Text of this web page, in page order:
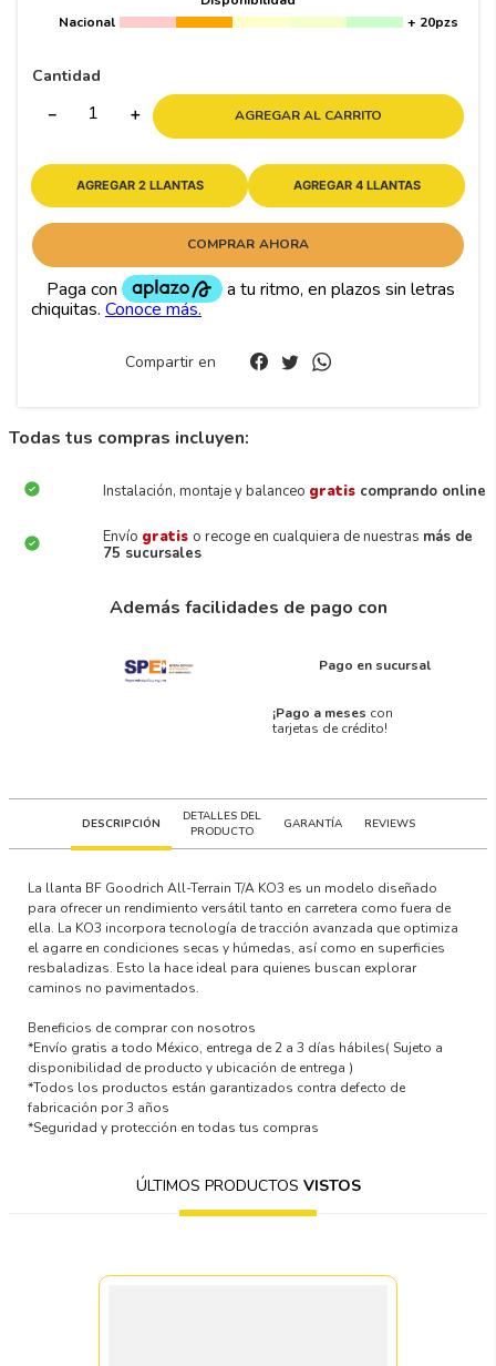
Nacional
+ 20pzs
Cantidad
＋
－ AGREGAR AL CARRITO
AGREGAR 2 LLANTAS AGREGAR 4 LLANTAS
COMPRAR AHORA
Compartir en
Todas tus compras incluyen:
Instalación, montaje y balanceo gratis comprando online
Envío gratis o recoge en cualquiera de nuestras más de
75 sucursales
Además facilidades de pago con
Pago en sucursal
¡Pago a meses con
tarjetas de crédito!
DESCRIPCIÓN
DETALLES DEL
PRODUCTO
GARANTÍA REVIEWS
La llanta BF Goodrich All-Terrain T/A KO3 es un modelo diseñado
para ofrecer un rendimiento versátil tanto en carretera como fuera de
ella. La KO3 incorpora tecnología de tracción avanzada que optimiza
el agarre en condiciones secas y húmedas, así como en superficies
resbaladizas. Esto la hace ideal para quienes buscan explorar
caminos no pavimentados.
Beneficios de comprar con nosotros
*Envío gratis a todo México, entrega de 2 a 3 días hábiles( Sujeto a
disponibilidad de producto y ubicación de entrega )
*Todos los productos están garantizados contra defecto de
fabricación por 3 años
*Seguridad y protección en todas tus compras
ÚLTIMOS PRODUCTOS VISTOS